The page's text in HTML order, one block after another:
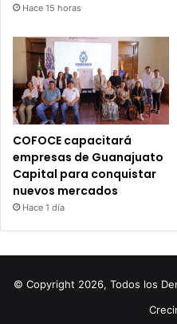
Hace 15 horas
COFOCE capacitará
empresas de Guanajuato
Capital para conquistar
nuevos mercados
Hace 1 día
© Copyright 2026, Todos los